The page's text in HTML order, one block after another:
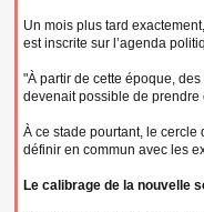
Un mois plus tard
est inscrite sur l’agenda
"À partir de cette époque,
devenait possible de prendre
À ce stade pourtant, le cercle
définir en commun avec les
Le calibrage de la nouvelle